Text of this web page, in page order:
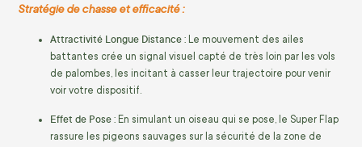
Stratégie de chasse et efficacité :
Attractivité Longue Distance : Le mouvement des ailes
battantes crée un signal visuel capté de très loin par les vols
de palombes, les incitant à casser leur trajectoire pour venir
voir votre dispositif.
Effet de Pose : En simulant un oiseau qui se pose, le Super Flap
rassure les pigeons sauvages sur la sécurité de la zone de